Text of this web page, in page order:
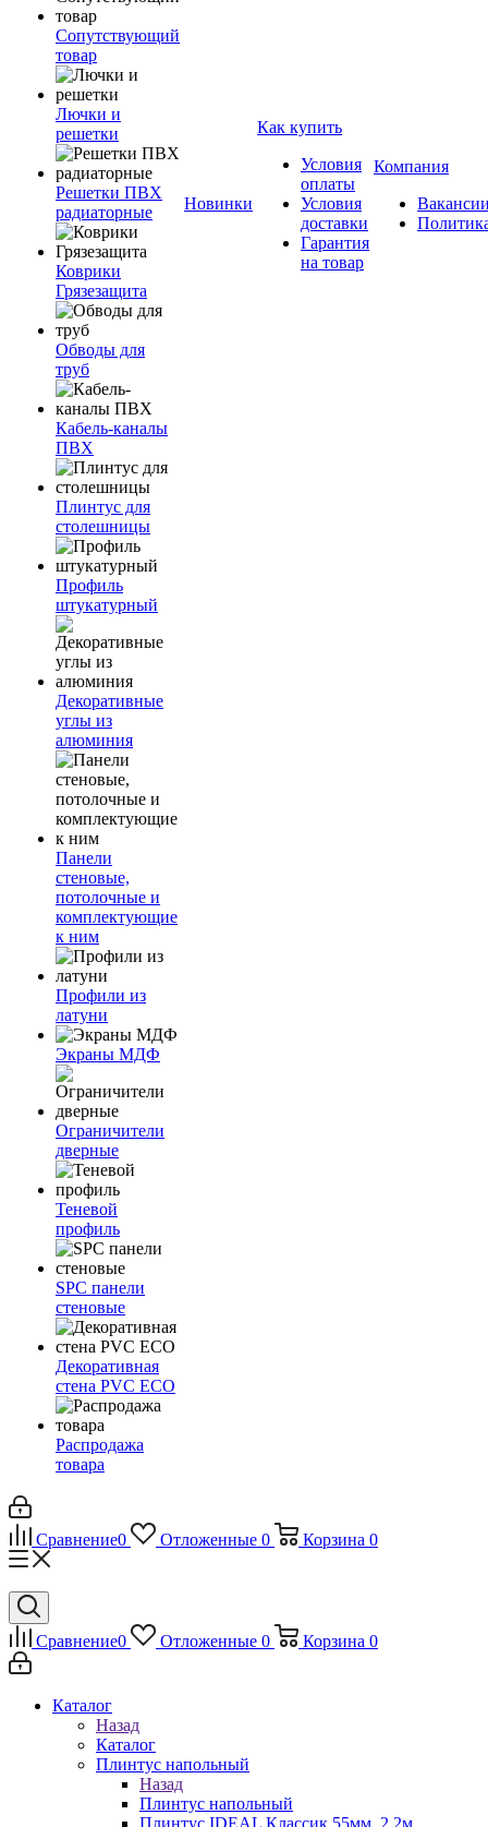
Сопутствующий
товар
Лючки и
решетки
Решетки ПВХ
радиаторные
Коврики
Грязезащита
Обводы для
труб
Кабель-каналы
ПВХ
Плинтус для
столешницы
Профиль
штукатурный
Декоративные
углы из
алюминия
Панели
стеновые,
потолочные и
комплектующие
к ним
Профили из
латуни
Экраны МДФ
Ограничители
дверные
Теневой
профиль
SPC панели
стеновые
Декоративная
стена PVC ECO
Распродажа
товара
Новинки
Как купить
Условия
оплаты
Условия
доставки
Гарантия
на товар
Компания
Сравнение0 Отложенные 0 Корзина 0
Сравнение0 Отложенные 0 Корзина 0
Каталог
Назад
Каталог
Плинтус напольный
Назад
Плинтус напольный
Плинтус IDEAL Классик 55мм, 2.2м